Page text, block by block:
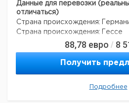
Данные для перевозки
отличаться)
Страна происхождения:
Страна происхождения: Гессе
88,78 евро / 8
Получить
Подробнее